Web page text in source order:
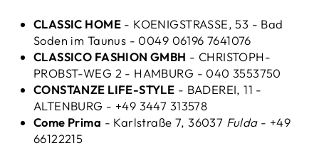
CLASSIC HOME- KOENIGSTRASSE, 53 - Bad
Soden im Taunus - 0049 06196 7641076
CLASSICO FASHION GMBH - CHRISTOPH-
PROBST-WEG 2 - HAMBURG - 040 3553750
CONSTANZE LIFE-STYLE - BADEREI, 11 -
ALTENBURG - +49 3447 313578
Come Prima - Karlstraße 7, 36037 Fulda- +49
66122215